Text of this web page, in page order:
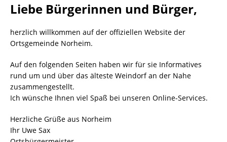
Liebe Bürgerinnen und Bürger,
herzlich willkommen auf der offiziellen Website der
Ortsgemeinde Norheim.
Auf den folgenden Seiten haben wir für sie Informatives
rund um und über das älteste Weindorf an der Nahe
zusammengestellt.
Ich wünsche Ihnen viel Spaß bei unseren Online-Services.
Herzliche Grüße aus Norheim
Ihr Uwe Sax